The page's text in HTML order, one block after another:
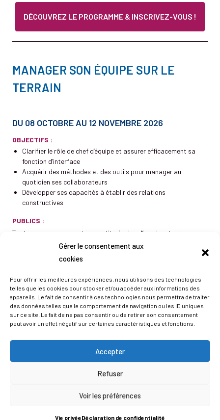
Gérer le consentement aux
cookies
Pour offrir les meilleures expériences, nous utilisons des technologies
telles que les cookies pour stocker et/ou accéder aux informations des
appareils. Le fait de consentir à ces technologies nous permettra de traiter
des données telles que le comportement de navigation ou les ID uniques
sur ce site. Le fait de ne pas consentir ou de retirer son consentement
peut avoir un effet négatif sur certaines caractéristiques et fonctions.
Accepter
Refuser
Voir les préférences
Vie privéeDéclaration de confidentialité
DÉCOUVREZ LE PROGRAMME & INSCRIVEZ-VOUS !
MANAGER SON ÉQUIPE SUR LE
TERRAIN
DU 08 OCTOBRE AU 12 NOVEMBRE 2026
OBJECTIFS :
Clarifier le rôle de chef d’équipe et assurer efficacement sa
fonction d’interface
Acquérir des méthodes et des outils pour manager au
quotidien ses collaborateurs
Développer ses capacités à établir des relations
constructives
PUBLICS :
Toute personne animant une petite équipe d’ouvriers tout en
assurant, en partie, les mêmes tâches que ses collaborateurs.
Elle dispose ou non d’un statut hiérarchique. Encadrement de
Team leaders, Coordinateurs
DÉCOUVREZ LE PROGRAMME & INSCRIVEZ-VOUS !
COMMUNICATION ET ASSERTIVITÉ
DU 03 AU 08 SEPTEMBRE 2026